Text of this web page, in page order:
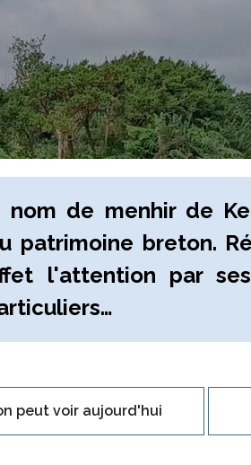
de menhir de
patrimoine breton.
l'attention par ses
peut voir aujourd'hui